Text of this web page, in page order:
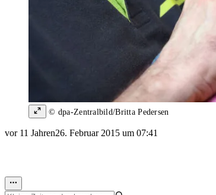
© dpa-Zentralbild/Britta Pedersen
vor 11 Jahren26. Februar 2015 um 07:41